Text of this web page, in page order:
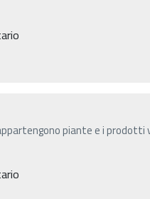
piante e i prodotti